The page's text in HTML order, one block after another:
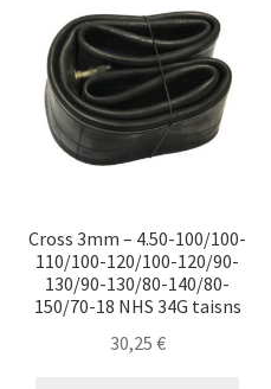
Cross 3mm – 4.50-100/100-
110/100-120/100-120/90-
130/90-130/80-140/80-
150/70-18 NHS 34G taisns
30,25 €